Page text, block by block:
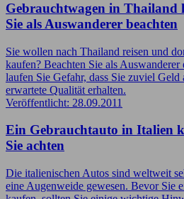
Gebrauchtwagen in Thailand
Sie als Auswanderer beachten
Sie wollen nach Thailand reisen und
kaufen? Beachten Sie als
laufen Sie Gefahr, dass Sie zuviel Geld
erwartete Qualität erhalten.
Veröffentlicht: 28.09.2011
Ein Gebrauchtauto in Italien
Sie achten
Die italienischen Autos sind weltweit
eine Augenweide gewesen. Bevor Sie